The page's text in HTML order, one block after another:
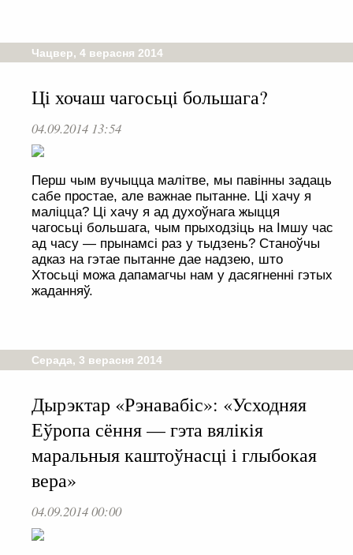
Чацвер, 4 верасня 2014
Ці хочаш чагосьці большага?
04.09.2014 13:54
Перш чым вучыцца малітве, мы павінны задаць
сабе простае, але важнае пытанне. Ці хачу я
маліцца? Ці хачу я ад духоўнага жыцця
чагосьці большага, чым прыходзіць на Імшу час
ад часу — прынамсі раз у тыдзень? Станоўчы
адказ на гэтае пытанне дае надзею, што
Хтосьці можа дапамагчы нам у дасягненні гэтых
жаданняў.
Серада, 3 верасня 2014
Дырэктар «Рэнавабіс»: «Усходняя
Еўропа сёння — гэта вялікія
маральныя каштоўнасці і глыбокая
вера»
04.09.2014 00:00